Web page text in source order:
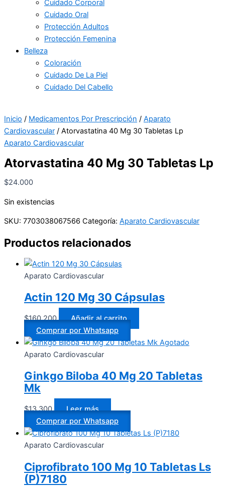
Cuidado Corporal
Cuidado Oral
Protección Adultos
Protección Femenina
Belleza
Coloración
Cuidado De La Piel
Cuidado Del Cabello
Inicio / Medicamentos Por Prescripción / Aparato
Cardiovascular / Atorvastatina 40 Mg 30 Tabletas Lp
Aparato Cardiovascular
Atorvastatina 40 Mg 30 Tabletas Lp
$24.000
Sin existencias
SKU: 7703038067566 Categoría: Aparato Cardiovascular
Productos relacionados
Aparato Cardiovascular
Actin 120 Mg 30 Cápsulas
$160.200
Añadir al carrito
Comprar por Whatsapp
Agotado
Aparato Cardiovascular
Ginkgo Biloba 40 Mg 20 Tabletas
Mk
$13.300
Leer más
Comprar por Whatsapp
Aparato Cardiovascular
Ciprofibrato 100 Mg 10 Tabletas Ls
(P)7180